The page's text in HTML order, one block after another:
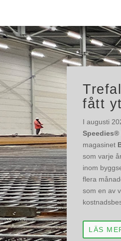
våra kunder och dina kunders
våra produkter. Din framgång
omvänt.
Bakom allt finns ett medvetet
fått
I augusti
Speedies®
magasinet
som varje
inom
flera
som en av
LÄS